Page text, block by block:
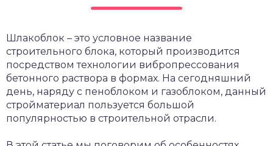
Шлакоблок – это условное название
строительного блока, который производится
посредством технологии вибропрессования
бетонного раствора в формах. На сегодняшний
день, наряду с пеноблоком и газоблоком, данный
стройматериал пользуется большой
популярностью в строительной отрасли.